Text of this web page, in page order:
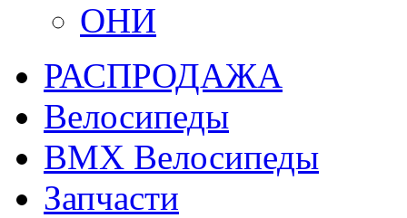
ОНИ
РАСПРОДАЖА
Велосипеды
BMX Велосипеды
Запчасти